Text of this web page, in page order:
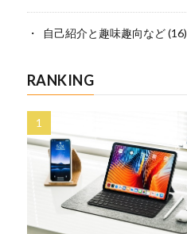
自己紹介と趣味趣向など(16)
RANKING